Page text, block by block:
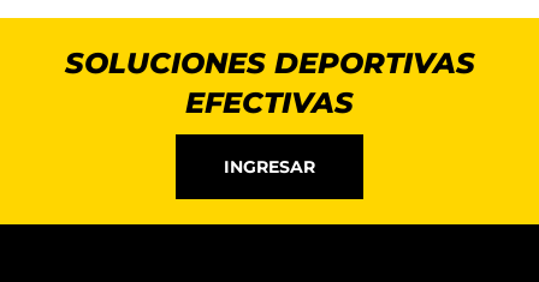
SOLUCIONES DEPORTIVAS
EFECTIVAS
INGRESAR